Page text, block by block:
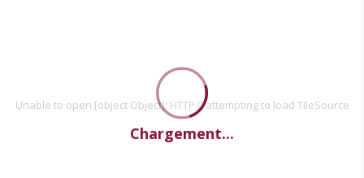
Unable to open [object Object]: HTTP 0 attempting to load TileSource
Chargement...